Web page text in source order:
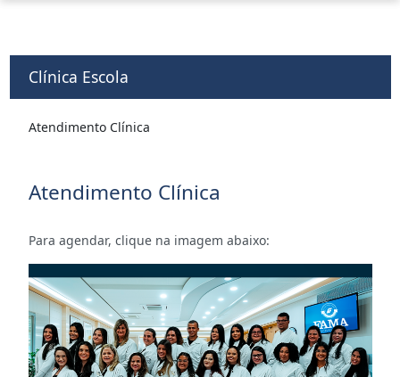
Clínica Escola
Atendimento Clínica
Atendimento Clínica
Para agendar, clique na imagem abaixo: